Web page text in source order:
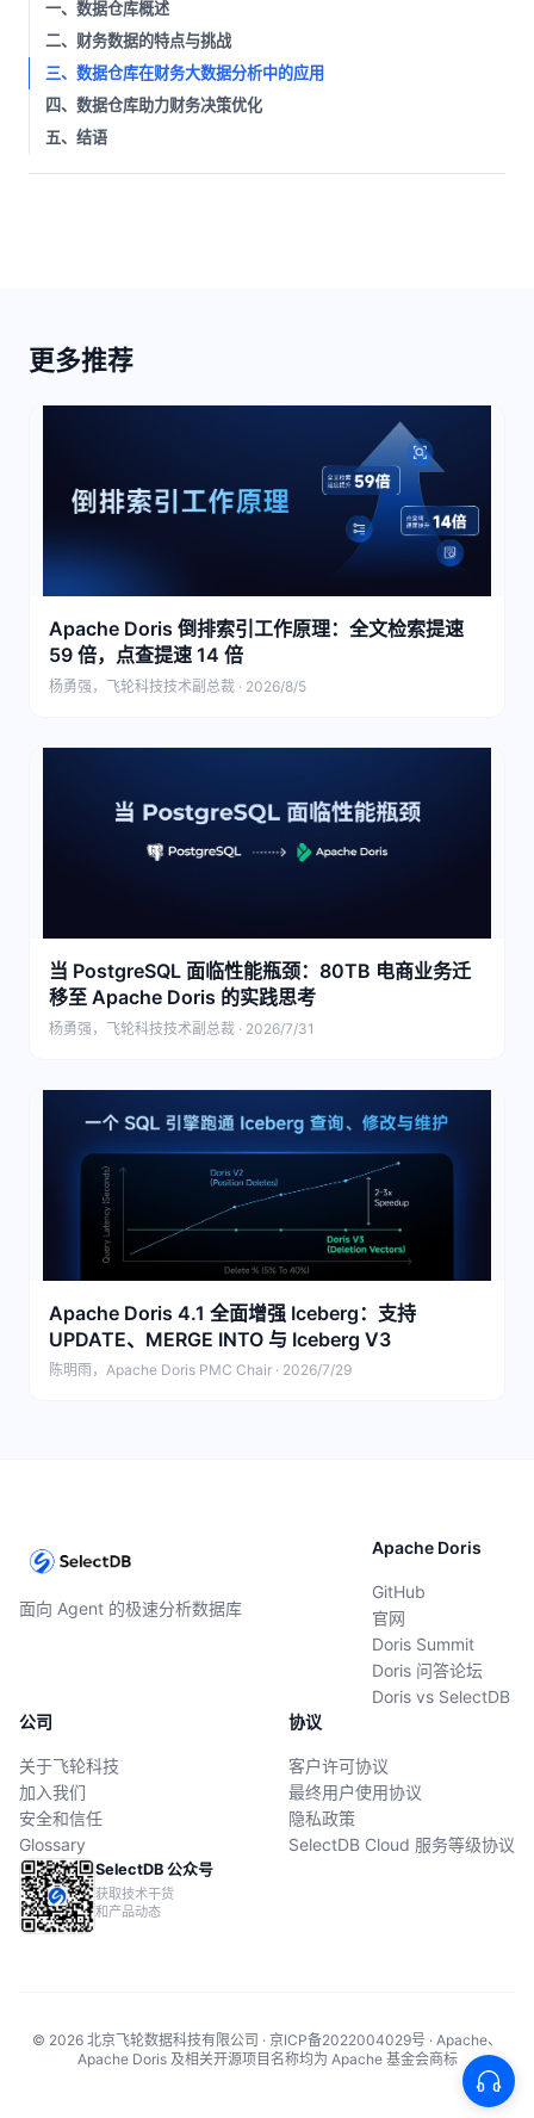
一、数据仓库概述
二、财务数据的特点与挑战
三、数据仓库在财务大数据分析中的应用
四、数据仓库助力财务决策优化
五、结语
更多推荐
Apache Doris 倒排索引工作原理：全文检索提速
59 倍，点查提速 14 倍
杨勇强，飞轮科技技术副总裁 · 2026/8/5
当 PostgreSQL 面临性能瓶颈：80TB 电商业务迁
移至 Apache Doris 的实践思考
杨勇强，飞轮科技技术副总裁 · 2026/7/31
Apache Doris 4.1 全面增强 Iceberg：支持
UPDATE、MERGE INTO 与 Iceberg V3
陈明雨，Apache Doris PMC Chair · 2026/7/29
面向 Agent 的极速分析数据库
Apache Doris
GitHub
官网
Doris Summit
Doris 问答论坛
Doris vs SelectDB
公司
关于飞轮科技
加入我们
安全和信任
Glossary
协议
客户许可协议
最终用户使用协议
隐私政策
SelectDB Cloud 服务等级协议
SelectDB 公众号
获取技术干货
和产品动态
© 2026 北京飞轮数据科技有限公司 · 京ICP备2022004029号 · Apache、
Apache Doris 及相关开源项目名称均为 Apache 基金会商标